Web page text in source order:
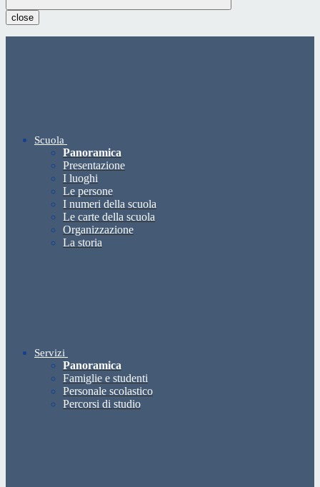
close
Scuola
Panoramica
Presentazione
I luoghi
Le persone
I numeri della scuola
Le carte della scuola
Organizzazione
La storia
Servizi
Panoramica
Famiglie e studenti
Personale scolastico
Percorsi di studio